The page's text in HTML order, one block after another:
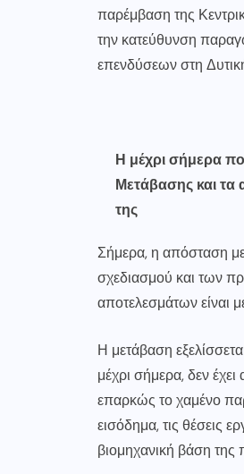
παρέμβαση της
την κατεύθυνση
επενδύσεων στη
Η μέχρι σήμερα
Μετάβασης και τα
της
Σήμερα, η απόσταση
σχεδιασμού και των
αποτελεσμάτων είναι
Η μετάβαση
μέχρι σήμερα, δεν
επαρκώς το χαμένο
εισόδημα, τις θέσεις
βιομηχανική βάση της